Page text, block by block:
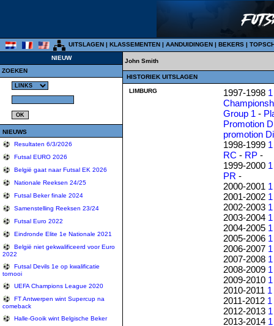
UITSLAGEN | KLASSEMENTEN | AANDUIDINGEN | BEKERS |
NIEUW
ZOEKEN
NIEUWS
Resultaten 6/3/2026
Futsal EURO 2026
België gaat naar Futsal EK 2026
Nationale Reeksen 24/25
Futsal Beker finale 2024
Samenstelling Reeksen 23/24
Futsal Euro 2022
Eindronde Elite 1e Nationale 2021
België niet gekwalificeerd voor Euro
2022
Futsal Devils 1e op kwalificatie
tornooi
UEFA Champions League 2020
FT Antwerpen wint Supercup na
comeback
Halle-Gooik wint Belgische Beker
John Smith
HISTORIEK UITSLAGEN
LIMBURG 1997-1998 1
Group 1 -
Promotion
promotion
1998-1999 1
RC - RP -
1999-2000 1
PR -
2000-2001 1
2001-2002 1
2002-2003 1
2003-2004 1
2004-2005 1
2005-2006 1
2006-2007 1
2007-2008 1
2008-2009 1
2009-2010 1
2010-2011 1
2011-2012 1
2012-2013 1
2013-2014 1